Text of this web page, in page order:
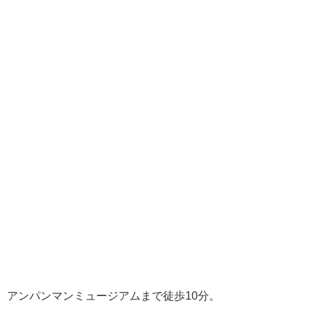
アンパンマンミュージアムまで徒歩10分。